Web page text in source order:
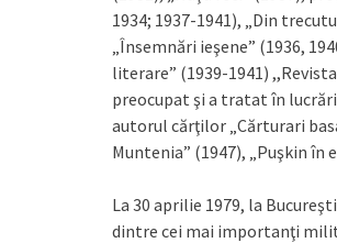
1934; 1937-1941), „Din
„Însemnări ieşene” (1936,
literare” (1939-1941)
preocupat şi a tratat în
autorul cărţilor „Cărturari
Muntenia” (1947), „Puşkin în
La 30 aprilie 1979, la
dintre cei mai importanţi